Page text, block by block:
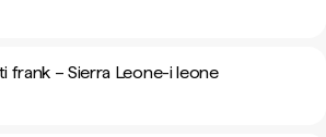
frank – Sierra Leone-i leone